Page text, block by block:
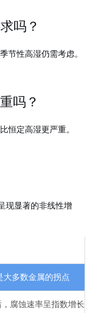
吗？
节性高湿仍需考虑。
吗？
恒定高湿更严重。
现显著的非线性增
大多数金属的拐点
腐蚀速率呈指数增长